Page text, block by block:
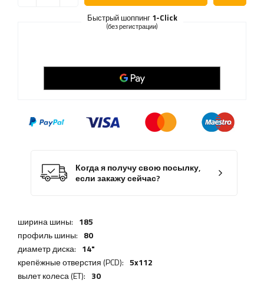
Быстрый шоппинг 1-Click
(без регистрации)
Когда я получу свою посылку,
если закажу сейчас?
ширина шины: 185
профиль шины: 80
диаметр диска: 14"
крепёжные отверстия (PCD): 5x112
вылет колеса (ET): 30